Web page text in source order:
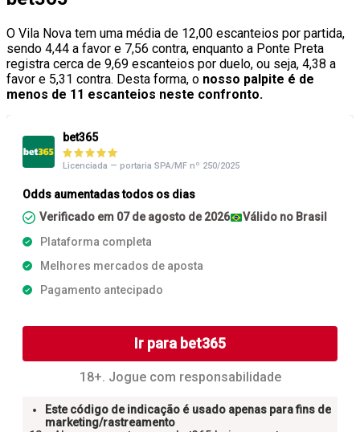
O Vila Nova tem uma média de 12,00 escanteios por partida,
sendo 4,44 a favor e 7,56 contra, enquanto a Ponte Preta
registra cerca de 9,69 escanteios por duelo, ou seja, 4,38 a
favor e 5,31 contra. Desta forma, o nosso palpite é de
menos de 11 escanteios neste confronto.